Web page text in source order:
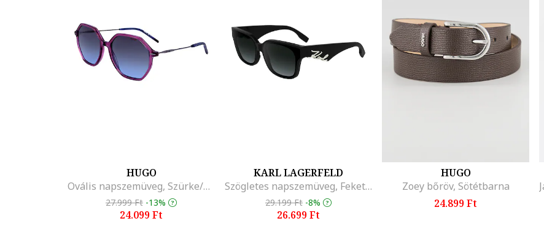
HUGO
Ovális napszemüveg, Szürke/Lila
27.999 Ft -13%
24.099 Ft
KARL LAGERFELD
Szögletes napszemüveg, Fekete, Krémszín, 63-14-140, Fekete/Krémszín
29.199 Ft -8%
26.699 Ft
HUGO
Zoey bőröv, Sötétbarna
24.899 Ft